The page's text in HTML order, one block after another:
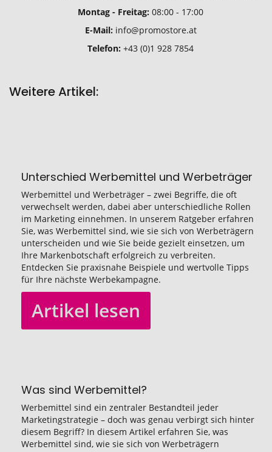
Montag - Freitag: 08:00 - 17:00
E-Mail: info@promostore.at
Telefon: +43 (0)1 928 7854
Weitere Artikel:
Unterschied Werbemittel und Werbeträger
Werbemittel und Werbeträger – zwei Begriffe, die oft
verwechselt werden, dabei aber unterschiedliche Rollen
im Marketing einnehmen. In unserem Ratgeber erfahren
Sie, was Werbemittel sind, wie sie sich von Werbeträgern
unterscheiden und wie Sie beide gezielt einsetzen, um
Ihre Markenbotschaft erfolgreich zu verbreiten.
Entdecken Sie praxisnahe Beispiele und wertvolle Tipps
für Ihre nächste Werbekampagne.
Artikel lesen
Was sind Werbemittel?
Werbemittel sind ein zentraler Bestandteil jeder
Marketingstrategie – doch was genau verbirgt sich hinter
diesem Begriff? In diesem Artikel erfahren Sie, was
Werbemittel sind, wie sie sich von Werbeträgern